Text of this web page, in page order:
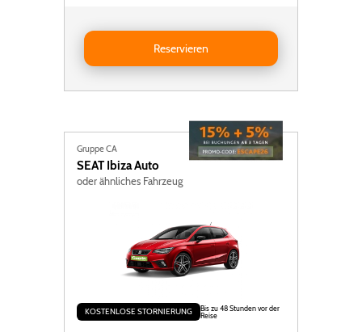
Reservieren
Reservieren RENAULT CLIO
Gruppe CA
SEAT Ibiza Auto
oder ähnliches Fahrzeug
KOSTENLOSE STORNIERUNG
Bis zu 48 Stunden vor der
Reise